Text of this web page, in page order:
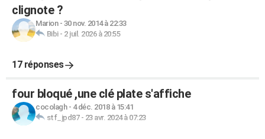
clignote ?
Marion- 30 nov. 2014 à 22:33
Bibi- 2 juil. 2026 à 20:55
17 réponses
four bloqué ,une clé plate s'affiche
cocolagh- 4 déc. 2018 à 15:41
stf_jpd87- 23 avr. 2024 à 07:23